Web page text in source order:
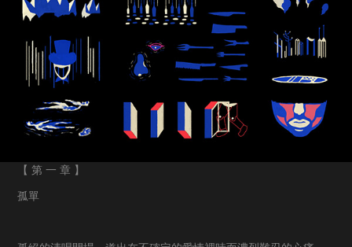
【 第 一 章 】
孤單